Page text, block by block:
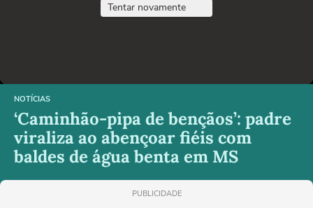
Tentar novamente
NOTÍCIAS
‘Caminhão-pipa de bençãos’: padre
viraliza ao abençoar fiéis com
baldes de água benta em MS
PUBLICIDADE